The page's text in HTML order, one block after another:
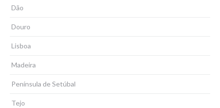
Dão
Douro
Lisboa
Madeira
Península de Setúbal
Tejo